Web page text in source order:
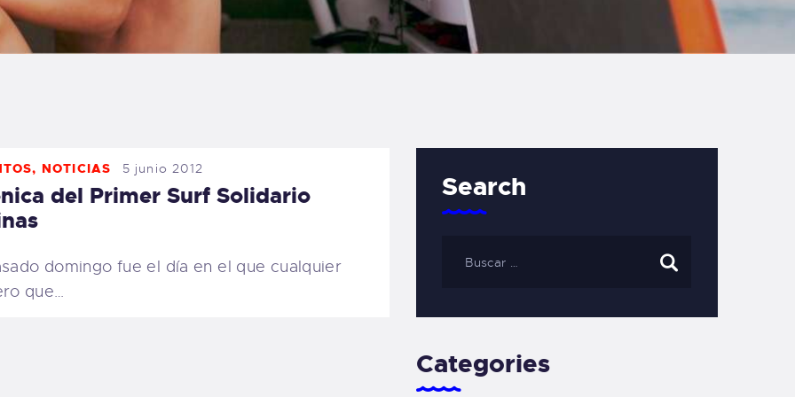
CARRITO
FAMILY
, NOTICIAS 5 junio 2012
del Primer Surf Solidario
domingo fue el día en el que cualquier
que…
Search
Categories